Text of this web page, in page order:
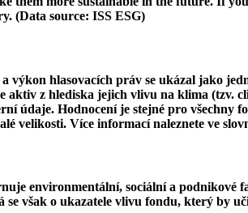
(Data source: ISS ESG)
a výkon hlasovacích práv se ukázal jako
aktiv z hlediska jejich vlivu na klima (tzv.
údaje. Hodnocení je stejné pro všechny
velikosti. Více informací naleznete ve
environmentální, sociální a podnikové
se však o ukazatele vlivu fondu, který by